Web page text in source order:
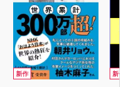
新作 新